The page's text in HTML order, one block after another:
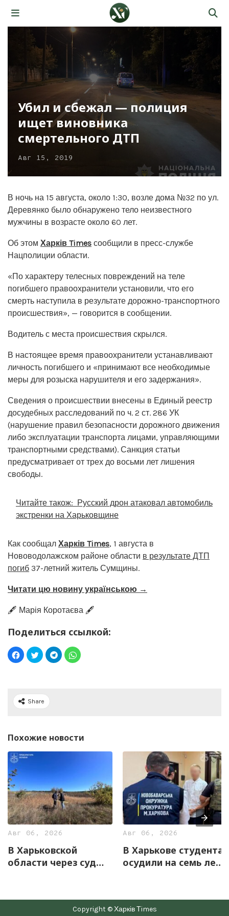
Убил и сбежал — полиция
ищет виновника
смертельного ДТП
Авг 15, 2019
В ночь на 15 августа, около 1:30, возле дома №32 по ул.
Деревянко было обнаружено тело неизвестного
мужчины в возрасте около 60 лет.
Об этом Харків Times сообщили в пресс-службе
Нацполиции области.
«По характеру телесных повреждений на теле
погибшего правоохранители установили, что его
смерть наступила в результате дорожно-транспортного
происшествия», — говорится в сообщении.
Водитель с места происшествия скрылся.
В настоящее время правоохранители устанавливают
личность погибшего и «принимают все необходимые
меры для розыска нарушителя и его задержания».
Сведения о происшествии внесены в Единый реестр
досудебных расследований по ч. 2 ст. 286 УК
(нарушение правил безопасности дорожного движения
либо эксплуатации транспорта лицами, управляющими
транспортными средствами). Санкция статьи
предусматривает от трех до восьми лет лишения
свободы.
Читайте також: Русский дрон атаковал автомобиль
экстренки на Харьковщине
Как сообщал Харків Times, 1 августа в
Нововодолажском районе области в результате ДТП
погиб 37-летний житель Сумщины.
Читати цю новину українською →
🖋️ Марія Коротаєва 🖋️
Поделиться ссылкой:
Share
Похожие новости
Авг 06, 2026
В Харьковской
области через суд
уникального
скифского городища
Авг 06, 2026
В Харькове студента
осудили на семь лет
пропаганду СССР
Copyright © Харків Тimes